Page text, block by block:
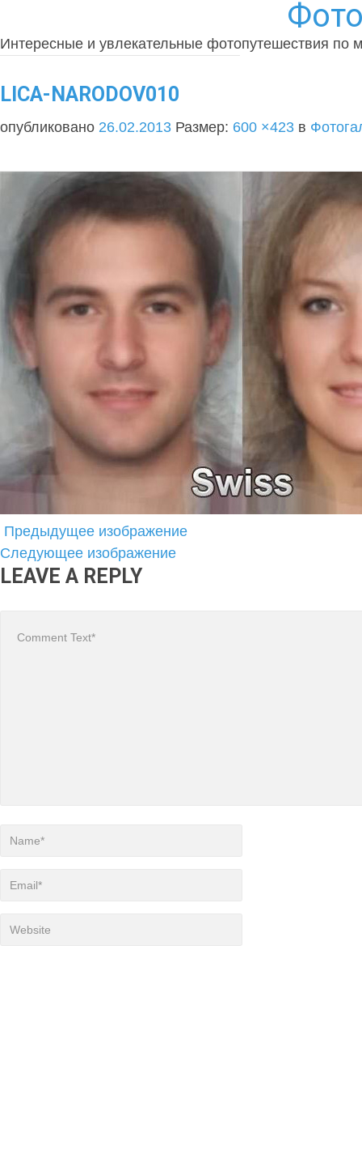
Интересные и увлекательные фотопутешествия по
LICA-NARODOV010
опубликовано 26.02.2013 Размер: 600 ×423 в
Предыдущее изображение
Следующее изображение
LEAVE A REPLY